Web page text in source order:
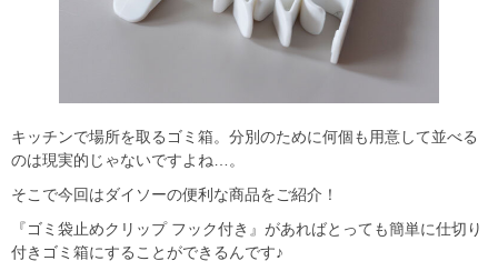
キッチンで場所を取るゴミ箱。分別のために何個も用意して並べる
のは現実的じゃないですよね…。
そこで今回はダイソーの便利な商品をご紹介！
『ゴミ袋止めクリップ フック付き』があればとっても簡単に仕切り
付きゴミ箱にすることができるんです♪